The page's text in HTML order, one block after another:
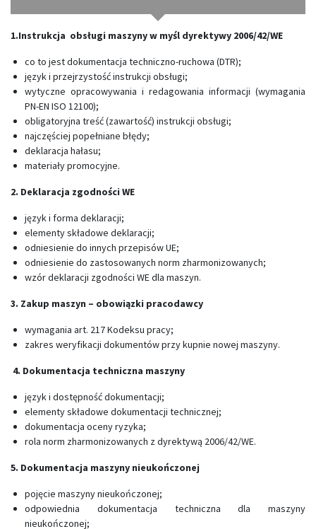
1.Instrukcja obsługi maszyny w myśl dyrektywy 2006/42/WE
co to jest dokumentacja techniczno-ruchowa (DTR);
język i przejrzystość instrukcji obsługi;
wytyczne opracowywania i redagowania informacji (wymagania
PN-EN ISO 12100);
obligatoryjna treść (zawartość) instrukcji obsługi;
najczęściej popełniane błędy;
deklaracja hałasu;
materiały promocyjne.
2. Deklaracja zgodności WE
język i forma deklaracji;
elementy składowe deklaracji;
odniesienie do innych przepisów UE;
odniesienie do zastosowanych norm zharmonizowanych;
wzór deklaracji zgodności WE dla maszyn.
3. Zakup maszyn – obowiązki pracodawcy
wymagania art. 217 Kodeksu pracy;
zakres weryfikacji dokumentów przy kupnie nowej maszyny.
4. Dokumentacja techniczna maszyny
język i dostępność dokumentacji;
elementy składowe dokumentacji technicznej;
dokumentacja oceny ryzyka;
rola norm zharmonizowanych z dyrektywą 2006/42/WE.
5. Dokumentacja maszyny nieukończonej
pojęcie maszyny nieukończonej;
odpowiednia dokumentacja techniczna dla maszyny
nieukończonej;